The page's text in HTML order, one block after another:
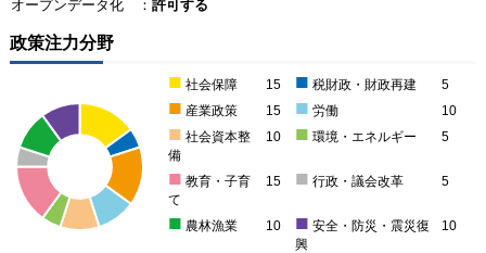
オープンデータ化
： 許可する
政策注力分野
■ 社会保障 15 ■ 税財政・財政再建 5
■ 産業政策 15 ■ 労働 10
■ 社会資本整
備
10 ■ 環境・エネルギー 5
■ 教育・子育
て
15 ■ 行政・議会改革 5
■ 農林漁業 10 ■ 安全・防災・震災復
興
10